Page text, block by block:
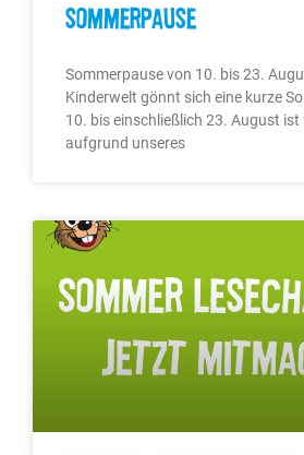
Sommerpause
Sommerpause von 10. bis 23.
Kinderwelt gönnt sich eine kurze
10. bis einschließlich 23. August ist
aufgrund unseres